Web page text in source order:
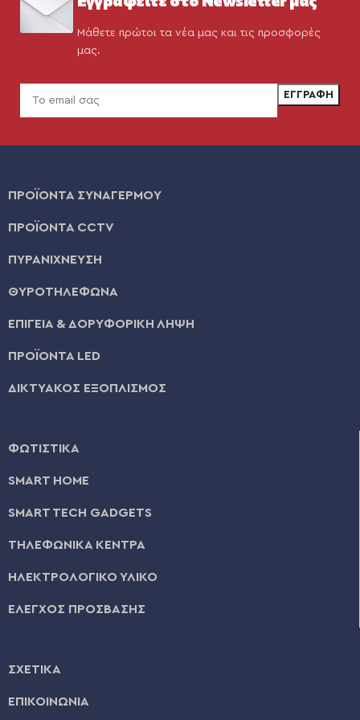
Μάθετε πρώτοι τα νέα μας και τις προσφορές
μας.
ΠΡΟΪΟΝΤΑ ΣΥΝΑΓΕΡΜΟΥ
ΠΡΟΪΟΝΤΑ CCTV
ΠΥΡΑΝΙΧΝΕΥΣΗ
ΘΥΡΟΤΗΛΕΦΩΝΑ
ΕΠΙΓΕΙΑ & ΔΟΡΥΦΟΡΙΚΗ ΛΗΨΗ
ΠΡΟΪΟΝΤΑ LED
ΔΙΚΤΥΑΚΟΣ ΕΞΟΠΛΙΣΜΟΣ
ΦΩΤΙΣΤΙΚΑ
SMART HOME
SMART TECH GADGETS
ΤΗΛΕΦΩΝΙΚΑ ΚΕΝΤΡΑ
ΗΛΕΚΤΡΟΛΟΓΙΚΟ ΥΛΙΚΟ
ΕΛΕΓΧΟΣ ΠΡΟΣΒΑΣΗΣ
ΣΧΕΤΙΚΑ
ΕΠΙΚΟΙΝΩΝΙΑ